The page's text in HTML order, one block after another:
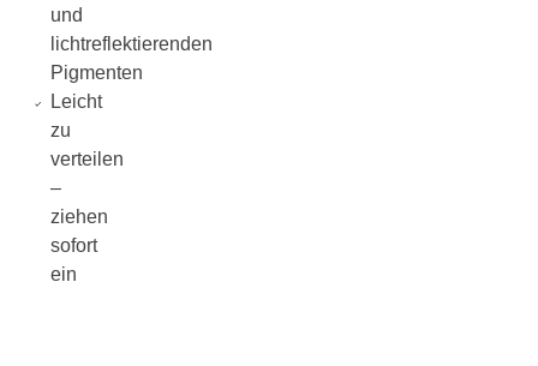
und
lichtreflektierenden
Pigmenten
Leicht
zu
verteilen
–
ziehen
sofort
ein